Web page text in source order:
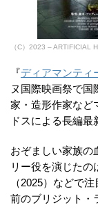
（C）2023 – ARTIFICIAL
『ディアマンティ
ヌ国際映画祭で国
家・造形作家など
ドスによる長編最
おぞましい家族の
リー役を演じたの
（2025）などで
前の​​ブリジット・